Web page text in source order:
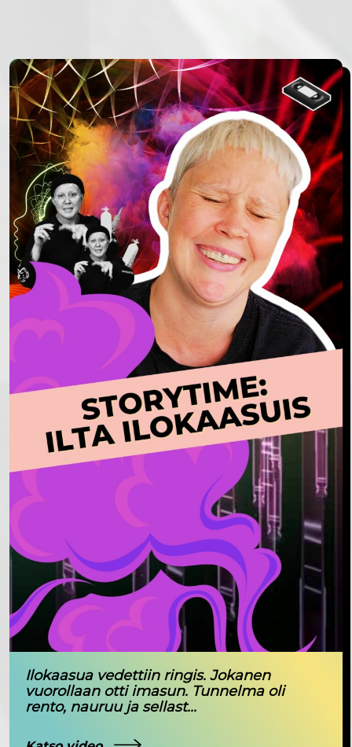
Ilokaasua vedettiin ringis. Jokanen
vuorollaan otti imasun. Tunnelma oli
rento, nauruu ja sellast...